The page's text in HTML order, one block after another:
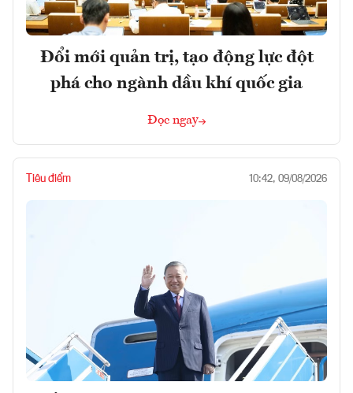
Đổi mới quản trị, tạo động lực đột
phá cho ngành dầu khí quốc gia
Đọc ngay
Tiêu điểm 10:42, 09/08/2026